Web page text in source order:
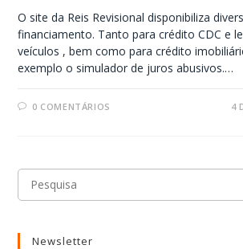
O site da Reis Revisional disponibiliza
financiamento. Tanto para crédito CDC e
veículos , bem como para crédito
exemplo o simulador de juros abusivos.…
0 COMENTÁRIOS 4
Newsletter